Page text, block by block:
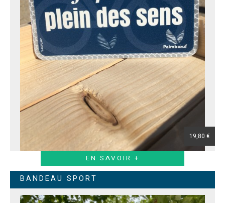
EN SAVOIR +
19,80 €
BANDEAU SPORT